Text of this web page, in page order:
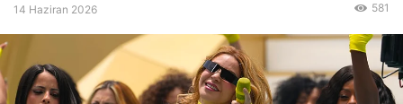
14 Haziran 2026 581